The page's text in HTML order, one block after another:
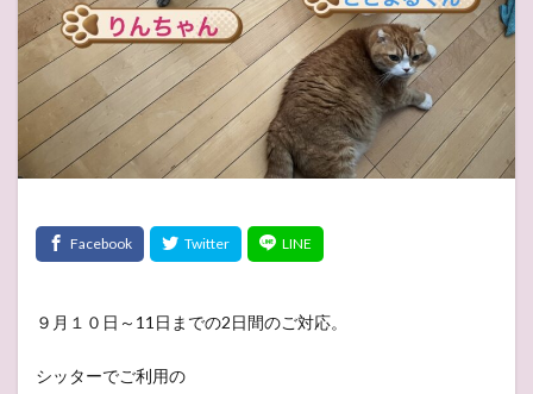
９月１０日～11日までの2日間のご対応。
シッターでご利用の